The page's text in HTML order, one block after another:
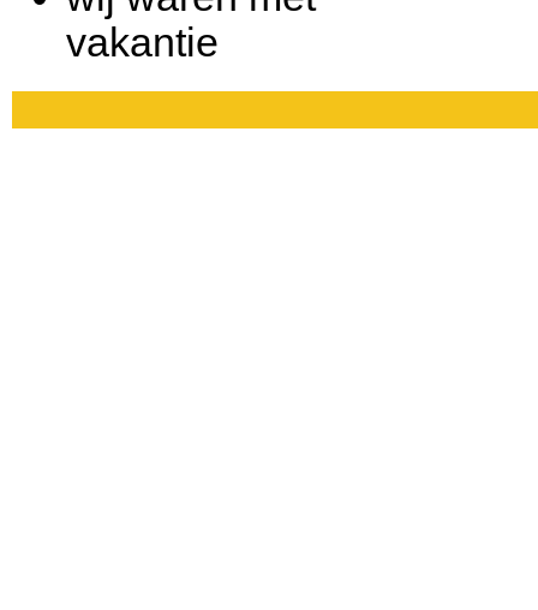
vakantie